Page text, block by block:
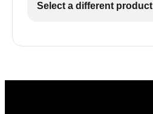
Select a different product